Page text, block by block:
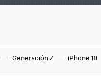
Generación Z iPhone 18